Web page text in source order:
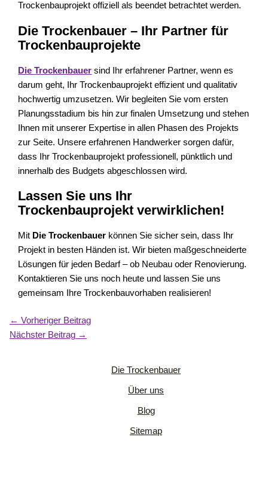
Trockenbauprojekt offiziell als beendet betrachtet werden.
Die Trockenbauer – Ihr Partner für
Trockenbauprojekte
Die Trockenbauer sind Ihr erfahrener Partner, wenn es
darum geht, Ihr Trockenbauprojekt effizient und qualitativ
hochwertig umzusetzen. Wir begleiten Sie vom ersten
Planungsstadium bis hin zur finalen Umsetzung und stehen
Ihnen mit unserer Expertise in allen Phasen des Projekts
zur Seite. Unsere erfahrenen Handwerker sorgen dafür,
dass Ihr Trockenbauprojekt professionell, pünktlich und
innerhalb des Budgets abgeschlossen wird.
Lassen Sie uns Ihr
Trockenbauprojekt verwirklichen!
Mit Die Trockenbauer können Sie sicher sein, dass Ihr
Projekt in besten Händen ist. Wir bieten maßgeschneiderte
Lösungen für jeden Bedarf – ob Neubau oder Renovierung.
Kontaktieren Sie uns noch heute und lassen Sie uns
gemeinsam Ihre Trockenbauvorhaben realisieren!
← Vorheriger Beitrag
Nächster Beitrag →
Die Trockenbauer
Über uns
Blog
Sitemap